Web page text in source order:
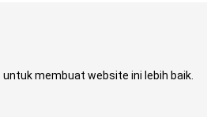
membuat website ini lebih baik.